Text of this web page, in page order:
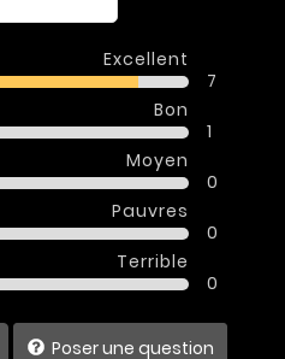
Excellent
7
Bon
1
Moyen
0
Pauvres
0
Terrible
0
Poser une question